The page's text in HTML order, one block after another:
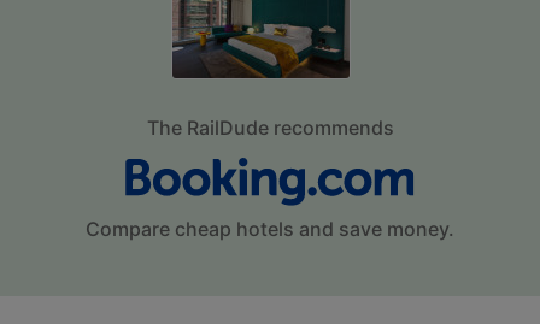
The RailDude recommends
Compare cheap hotels and save money.